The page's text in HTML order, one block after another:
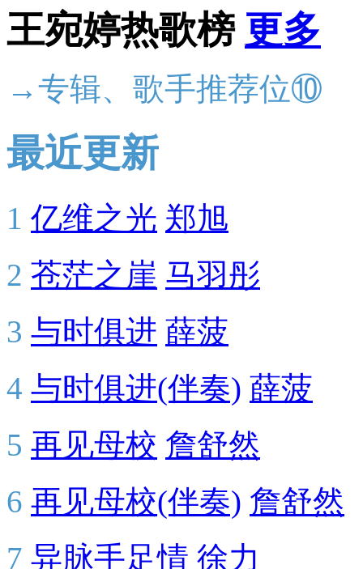
王宛婷热歌榜 更多
→专辑、歌手推荐位⑩
最近更新
1 亿维之光 郑旭
2 苍茫之崖 马羽彤
3 与时俱进 薛菠
4 与时俱进(伴奏) 薛菠
5 再见母校 詹舒然
6 再见母校(伴奏) 詹舒然
7 异脉手足情 徐力